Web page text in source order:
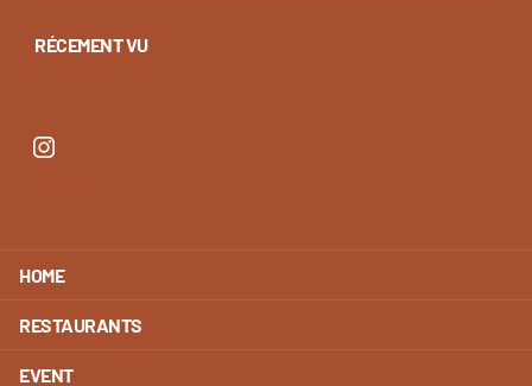
RÉCEMENT VU
HOME
RESTAURANTS
EVENT